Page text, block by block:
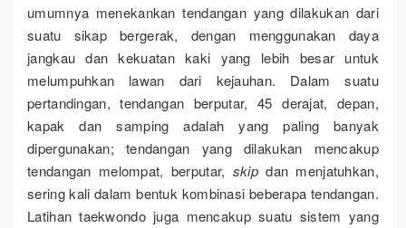
umumnya menekankan tendangan yang dilakukan dari
suatu sikap bergerak, dengan menggunakan daya
jangkau dan kekuatan kaki yang lebih besar untuk
melumpuhkan lawan dari kejauhan. Dalam suatu
pertandingan, tendangan berputar, 45 derajat, depan,
kapak dan samping adalah yang paling banyak
dipergunakan; tendangan yang dilakukan mencakup
tendangan melompat, berputar, skip dan menjatuhkan,
sering kali dalam bentuk kombinasi beberapa tendangan.
Latihan taekwondo juga mencakup suatu sistem yang